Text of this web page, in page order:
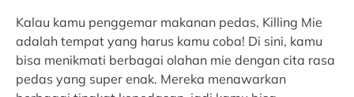
Kalau kamu penggemar makanan pedas, Killing Mie
adalah tempat yang harus kamu coba! Di sini, kamu
bisa menikmati berbagai olahan mie dengan cita rasa
pedas yang super enak. Mereka menawarkan